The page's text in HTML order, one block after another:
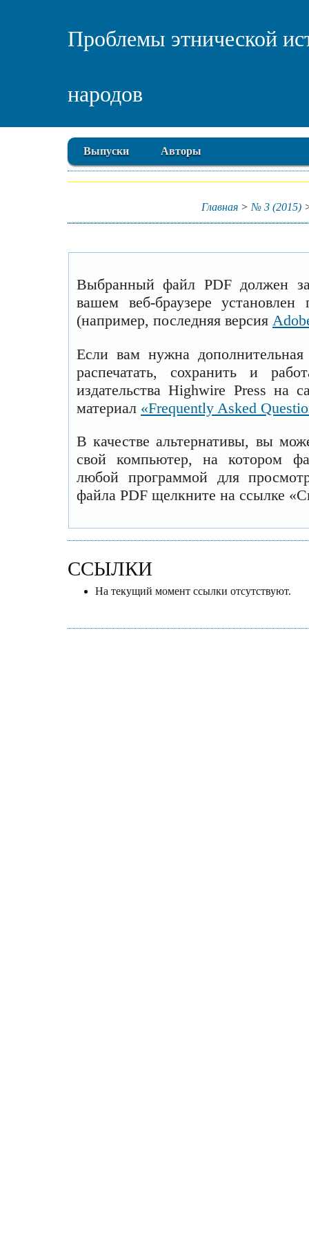
Проблемы этнической
народов
Выпуски Авторы
Главная > № 3 (2015)
Выбранный файл PDF должен
вашем веб-браузере
(например, последняя версия
Если вам нужна
распечатать, сохранить и
издательства Highwire Press на
материал «Frequently Asked
В качестве альтернативы, вы
свой компьютер, на котором
любой программой для
файла PDF щелкните на ссылке
ССЫЛКИ
На текущий момент ссылки отсутствуют.